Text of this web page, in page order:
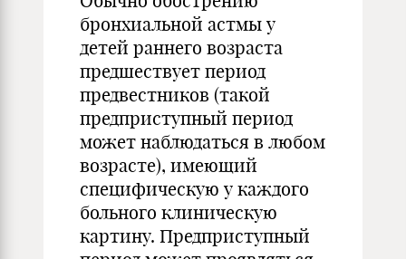
бронхиальной астмы у
детей раннего возраста
предшествует период
предвестников (такой
предприступный период
может наблюдаться в любом
возрасте), имеющий
специфическую у каждого
больного клиническую
картину. Предприступный